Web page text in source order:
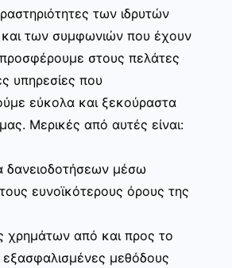
των ιδρυτών
και των συμφωνιών που έχουν
στους πελάτες
υπηρεσίες που
εύκολα και ξεκούραστα
Μερικές από αυτές είναι:
δανειοδοτήσεων μέσω
ευνοϊκότερους όρους της
χρημάτων από και προς το
μεθόδους